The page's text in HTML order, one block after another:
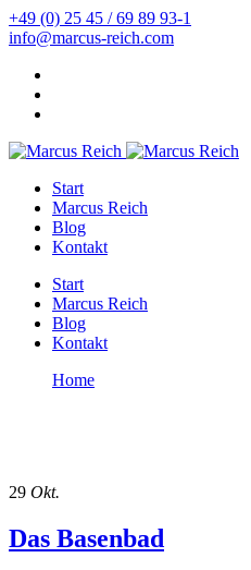
+49 (0) 25 45 / 69 89 93-1
info@marcus-reich.com
Start
Marcus Reich
Blog
Kontakt
Start
Marcus Reich
Blog
Kontakt
Home
29 Okt.
Das Basenbad